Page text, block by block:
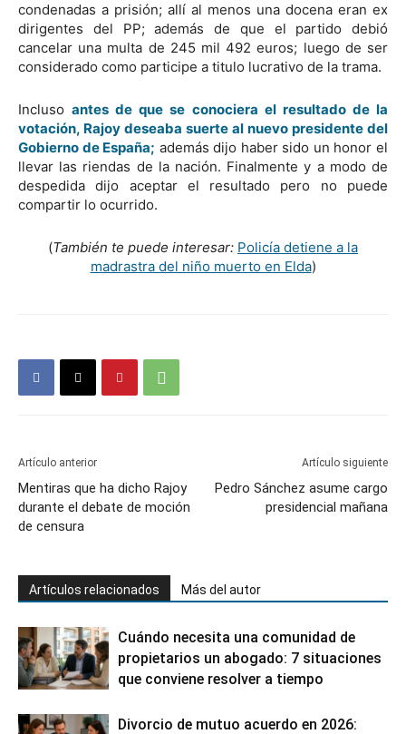
condenadas a prisión; allí al menos una docena eran ex
dirigentes del PP; además de que el partido debió
cancelar una multa de 245 mil 492 euros; luego de ser
considerado como participe a titulo lucrativo de la trama.
Inclusoantes de que se conociera el resultado de la
votación, Rajoy deseaba suerte al nuevo presidente del
Gobierno de España; además dijo haber sido un honor el
llevar las riendas de la nación. Finalmente y a modo de
despedida dijo aceptar el resultado pero no puede
compartir lo ocurrido.
(También te puede interesar: Policía detiene a la
madrastra del niño muerto en Elda)
Artículo anterior
Mentiras que ha dicho Rajoy
durante el debate de moción
de censura
Artículo siguiente
Pedro Sánchez asume cargo
presidencial mañana
Artículos relacionados Más del autor
Cuándo necesita una comunidad de
propietarios un abogado: 7 situaciones
que conviene resolver a tiempo
Divorcio de mutuo acuerdo en 2026: